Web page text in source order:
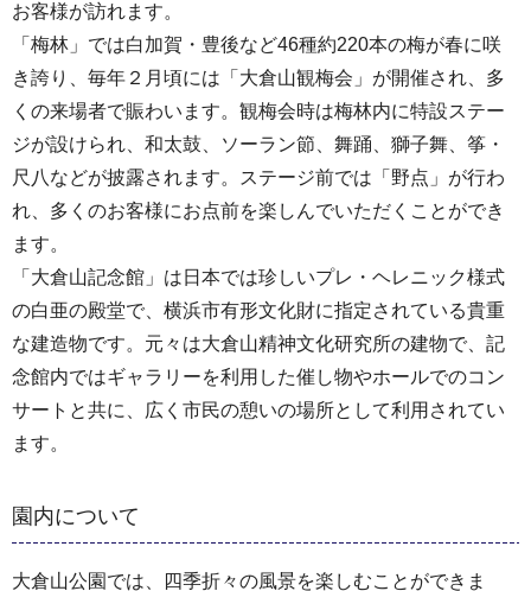
お客様が訪れます。
「梅林」では白加賀・豊後など46種約220本の梅が春に咲
き誇り、毎年２月頃には「大倉山観梅会」が開催され、多
くの来場者で賑わいます。観梅会時は梅林内に特設ステー
ジが設けられ、和太鼓、ソーラン節、舞踊、獅子舞、筝・
尺八などが披露されます。ステージ前では「野点」が行わ
れ、多くのお客様にお点前を楽しんでいただくことができ
ます。
「大倉山記念館」は日本では珍しいプレ・ヘレニック様式
の白亜の殿堂で、横浜市有形文化財に指定されている貴重
な建造物です。元々は大倉山精神文化研究所の建物で、記
念館内ではギャラリーを利用した催し物やホールでのコン
サートと共に、広く市民の憩いの場所として利用されてい
ます。
園内について
大倉山公園では、四季折々の風景を楽しむことができま